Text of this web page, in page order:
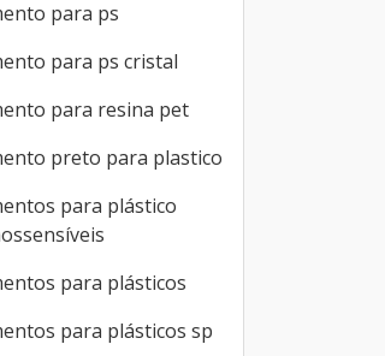
para ps
para ps cristal
para resina pet
preto para plastico
para plástico
para plásticos
para plásticos sp